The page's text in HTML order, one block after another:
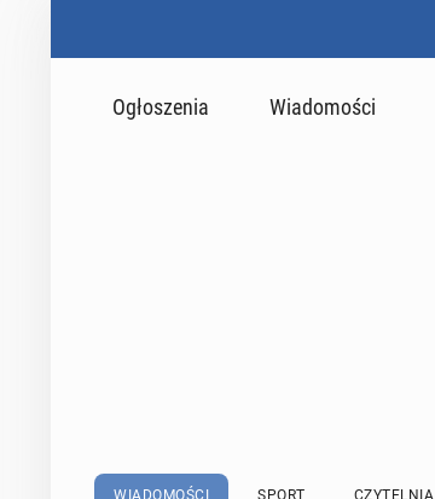
Ogłoszenia Wiadomości
WIADOMOŚCI SPORT CZYTELNIA